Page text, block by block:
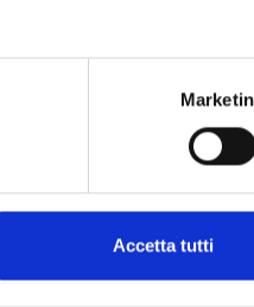
Accetta tutti